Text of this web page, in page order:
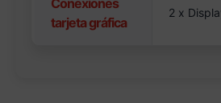
Conexiones
tarjeta gráfica
2 x